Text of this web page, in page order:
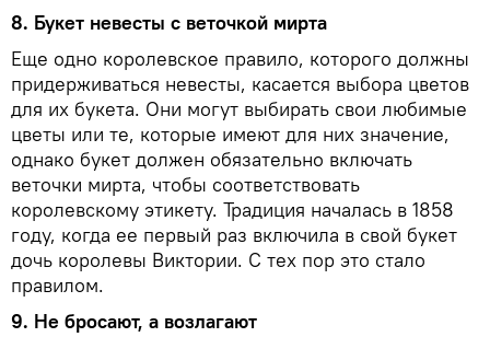
8. Букет невесты с веточкой мирта
Еще одно королевское правило, которого должны
придерживаться невесты, касается выбора цветов
для их букета. Они могут выбирать свои любимые
цветы или те, которые имеют для них значение,
однако букет должен обязательно включать
веточки мирта, чтобы соответствовать
королевскому этикету. Традиция началась в 1858
году, когда ее первый раз включила в свой букет
дочь королевы Виктории. С тех пор это стало
правилом.
9. Не бросают, а возлагают